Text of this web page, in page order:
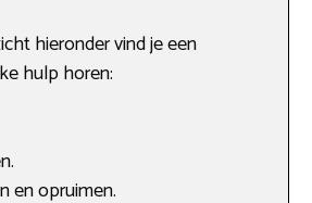
hieronder vind je een
hulp horen:
en opruimen.